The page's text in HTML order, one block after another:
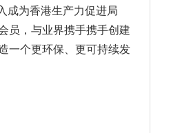
成为香港生产力促进局
员，与业界携手携手创建
一个更环保、更可持续发